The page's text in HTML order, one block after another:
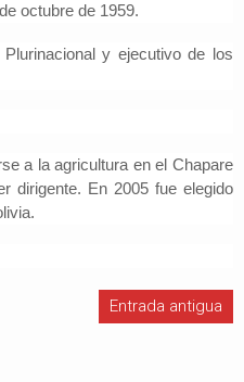
octubre de 1959.
y ejecutivo de los
a la agricultura en el Chapare
dirigente. En 2005 fue elegido
Entrada antigua